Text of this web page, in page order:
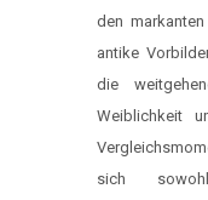
den
antike
die
Weiblichkeit
sich